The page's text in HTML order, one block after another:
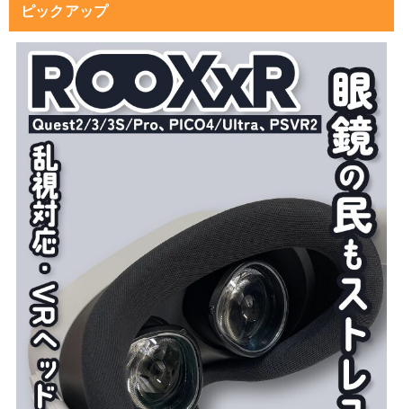
ピックアップ